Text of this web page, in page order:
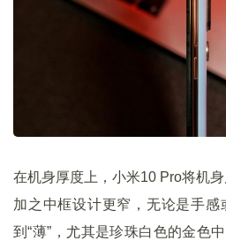
在机身厚度上，小米10 Pro将机
加之中框设计更窄，无论是手
到“薄”，尤其是珍珠白色的金色